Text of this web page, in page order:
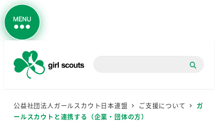
公益社団法人ガールスカウト日本連盟 ご支援について
ガ
ールスカウトと連携する（企業・団体の方）